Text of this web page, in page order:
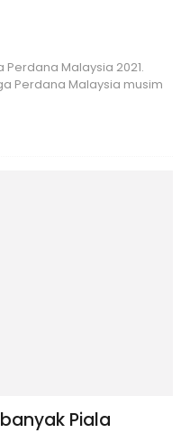
Malaysia 2021.
Perdana Malaysia musim
Piala